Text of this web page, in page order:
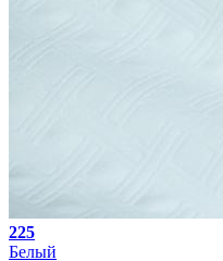
225
Белый